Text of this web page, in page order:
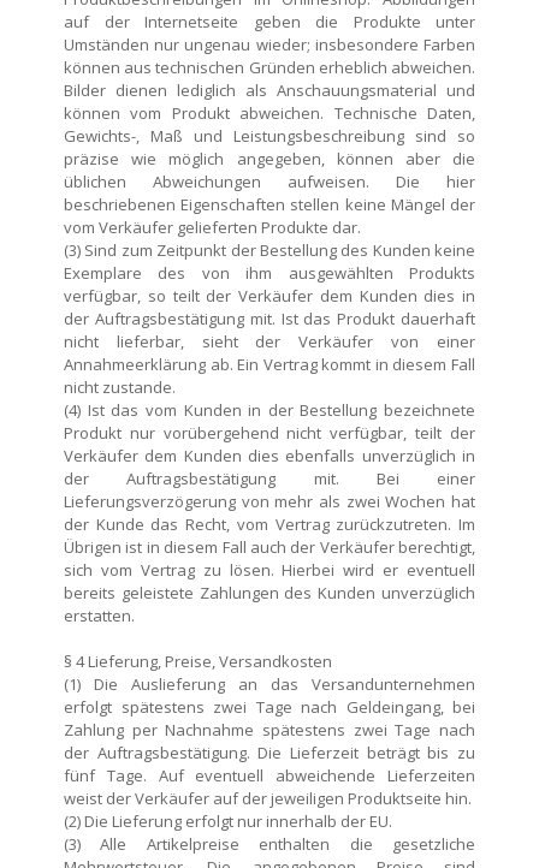
auf der Internetseite geben die Produkte unter
Umständen nur ungenau wieder; insbesondere Farben
können aus technischen Gründen erheblich abweichen.
Bilder dienen lediglich als Anschauungsmaterial und
können vom Produkt abweichen. Technische Daten,
Gewichts-, Maß und Leistungsbeschreibung sind so
präzise wie möglich angegeben, können aber die
üblichen Abweichungen aufweisen. Die hier
beschriebenen Eigenschaften stellen keine Mängel der
vom Verkäufer gelieferten Produkte dar.
(3) Sind zum Zeitpunkt der Bestellung des Kunden keine
Exemplare des von ihm ausgewählten Produkts
verfügbar, so teilt der Verkäufer dem Kunden dies in
der Auftragsbestätigung mit. Ist das Produkt dauerhaft
nicht lieferbar, sieht der Verkäufer von einer
Annahmeerklärung ab. Ein Vertrag kommt in diesem Fall
nicht zustande.
(4) Ist das vom Kunden in der Bestellung bezeichnete
Produkt nur vorübergehend nicht verfügbar, teilt der
Verkäufer dem Kunden dies ebenfalls unverzüglich in
der Auftragsbestätigung mit. Bei einer
Lieferungsverzögerung von mehr als zwei Wochen hat
der Kunde das Recht, vom Vertrag zurückzutreten. Im
Übrigen ist in diesem Fall auch der Verkäufer berechtigt,
sich vom Vertrag zu lösen. Hierbei wird er eventuell
bereits geleistete Zahlungen des Kunden unverzüglich
erstatten.
§ 4 Lieferung, Preise, Versandkosten
(1) Die Auslieferung an das Versandunternehmen
erfolgt spätestens zwei Tage nach Geldeingang, bei
Zahlung per Nachnahme spätestens zwei Tage nach
der Auftragsbestätigung. Die Lieferzeit beträgt bis zu
fünf Tage. Auf eventuell abweichende Lieferzeiten
weist der Verkäufer auf der jeweiligen Produktseite hin.
(2) Die Lieferung erfolgt nur innerhalb der EU.
(3) Alle Artikelpreise enthalten die gesetzliche